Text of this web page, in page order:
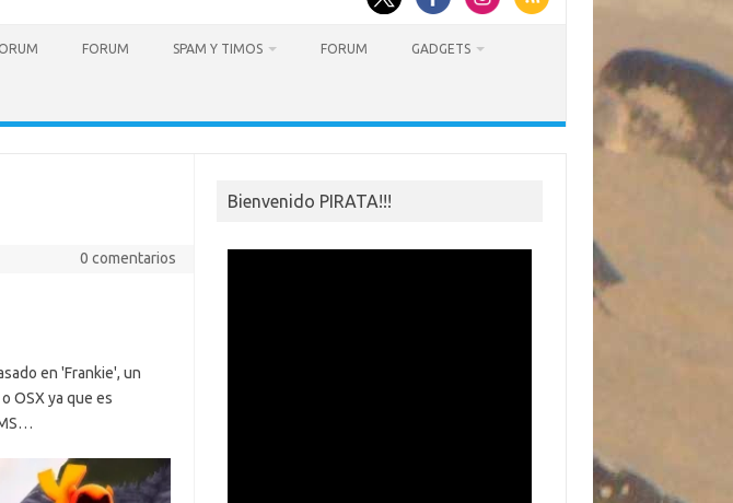
FORUM SPAM Y TIMOS FORUM GADGETS
0 comentarios
en 'Frankie', un
OSX ya que es
Bienvenido PIRATA!!!